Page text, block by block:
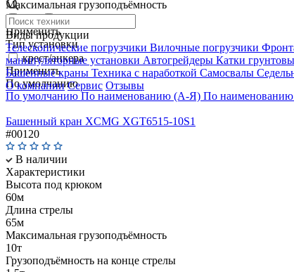
Виды продукции
Телескопические погрузчики Вилочные погрузчики
манипуляторные установки Автогрейдеры Катки
Башенные краны Техника с наработкой Самосвалы
О компании Сервис Отзывы
Максимальная грузоподъёмность
10т
8т
Применить
Тип установки
крест/анкера
Применить
По умолчанию
По умолчанию По наименованию (А-Я) По
Башенный кран XCMG XGT6515-10S1
#00120
В наличии
Характеристики
Высота под крюком
60м
Длина стрелы
65м
Максимальная грузоподъёмность
10т
Грузоподъёмность на конце стрелы